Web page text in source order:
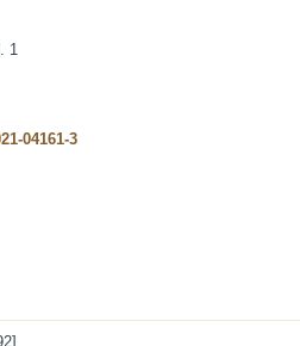
1
04161-3